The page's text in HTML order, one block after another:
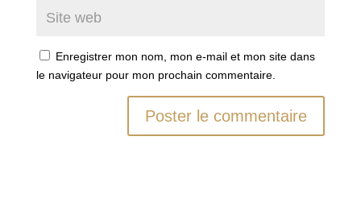
Enregistrer mon nom, mon e-mail et mon site dans
le navigateur pour mon prochain commentaire.